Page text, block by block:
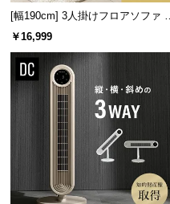
o.,[幅190cm] 3人掛けフロアソファ プ
レミアムタイプ
￥16,999